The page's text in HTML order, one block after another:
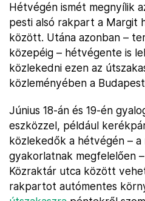
Hétvégén ismét megnyílik
pesti alsó rakpart a Margit
között. Utána azonban –
közepéig – hétvégente is
közlekedni ezen az
közleményében a
Június 18-án és 19-én
eszközzel, például
közlekedők a hétvégén – a
gyakorlatnak megfelelően
Közraktár utca között
rakpartot autómentes